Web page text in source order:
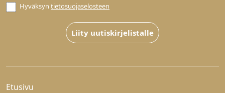
Hyväksyn tietosuojaselosteen
Liity uutiskirjelistalle
Etusivu